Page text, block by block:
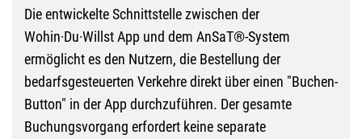
Die entwickelte Schnittstelle zwischen der
Wohin·Du·Willst App und dem AnSaT®-System
ermöglicht es den Nutzern, die Bestellung der
bedarfsgesteuerten Verkehre direkt über einen "Buchen-
Button" in der App durchzuführen. Der gesamte
Buchungsvorgang erfordert keine separate